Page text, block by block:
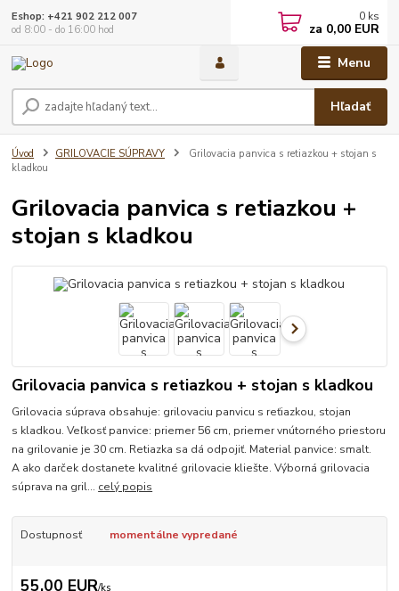
Menu
Hľadať
Eshop: +421 902 212 007
od 8:00 - do 16:00 hod
0 ks
za 0,00 EUR
Úvod GRILOVACIE SÚPRAVY
Grilovacia panvica s retiazkou + stojan s
kladkou
Grilovacia panvica s retiazkou +
stojan s kladkou
Grilovacia panvica s retiazkou + stojan s kladkou
Grilovacia súprava obsahuje: grilovaciu panvicu s reťiazkou, stojan
s kladkou. Veľkosť panvice: priemer 56 cm, priemer vnútorného priestoru
na grilovanie je 30 cm. Retiazka sa dá odpojiť. Material panvice: smalt.
A ako darček dostanete kvalitné grilovacie kliešte. Výborná grilovacia
súprava na gril... celý popis
Dostupnosť momentálne vypredané
55,00 EUR/ks